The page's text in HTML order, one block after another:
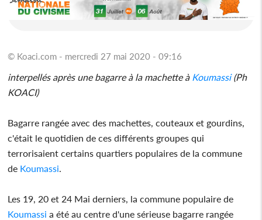
© Koaci.com - mercredi 27 mai 2020 - 09:16
interpellés après une bagarre à la machette à Koumassi(Ph
KOACI)
Bagarre rangée avec des machettes, couteaux et gourdins,
c'était le quotidien de ces différents groupes qui
terrorisaient certains quartiers populaires de la commune
de Koumassi.
Les 19, 20 et 24 Mai derniers, la commune populaire de
Koumassi a été au centre d'une sérieuse bagarre rangée